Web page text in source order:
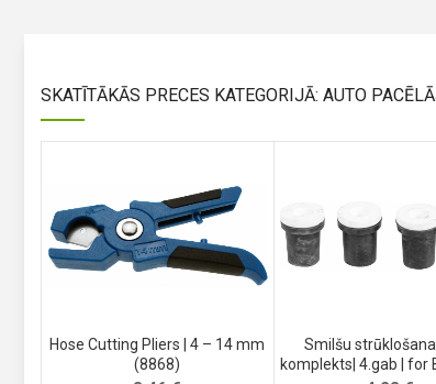
SKATĪTĀKĀS PRECES KATEGORIJĀ: AUTO
Hose Cutting Pliers | 4 – 14 mm
(8868)
Smilšu
komplekts| 4.gab | for